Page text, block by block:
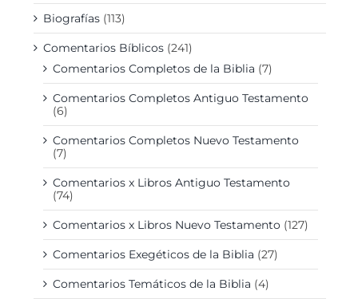
Biografías (113)
Comentarios Bíblicos (241)
Comentarios Completos de la Biblia (7)
Comentarios Completos Antiguo Testamento
(6)
Comentarios Completos Nuevo Testamento
(7)
Comentarios x Libros Antiguo Testamento
(74)
Comentarios x Libros Nuevo Testamento (127)
Comentarios Exegéticos de la Biblia (27)
Comentarios Temáticos de la Biblia (4)